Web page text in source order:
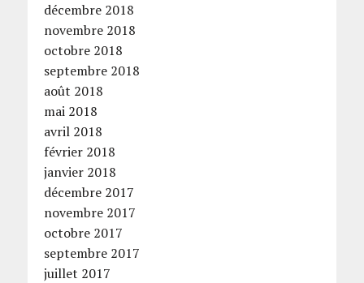
décembre 2018
novembre 2018
octobre 2018
septembre 2018
août 2018
mai 2018
avril 2018
février 2018
janvier 2018
décembre 2017
novembre 2017
octobre 2017
septembre 2017
juillet 2017